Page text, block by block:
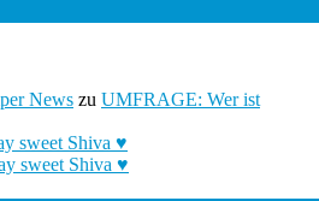
News zu UMFRAGE: Wer ist
sweet Shiva ♥
sweet Shiva ♥